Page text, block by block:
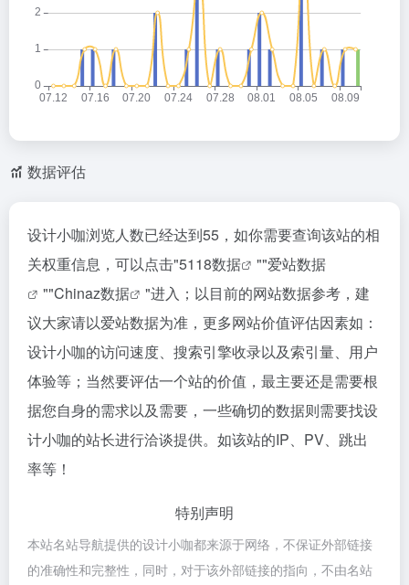
数据评估
设计小咖浏览人数已经达到55，如你需要查询该站的相
关权重信息，可以点击"5118数据 ""爱站数据
""Chinaz数据
"进入；以目前的网站数据参考，建
议大家请以爱站数据为准，更多网站价值评估因素如：
设计小咖的访问速度、搜索引擎收录以及索引量、用户
体验等；当然要评估一个站的价值，最主要还是需要根
据您自身的需求以及需要，一些确切的数据则需要找设
计小咖的站长进行洽谈提供。如该站的IP、PV、跳出
率等！
特别声明
本站名站导航提供的设计小咖都来源于网络，不保证外部链接
的准确性和完整性，同时，对于该外部链接的指向，不由名站